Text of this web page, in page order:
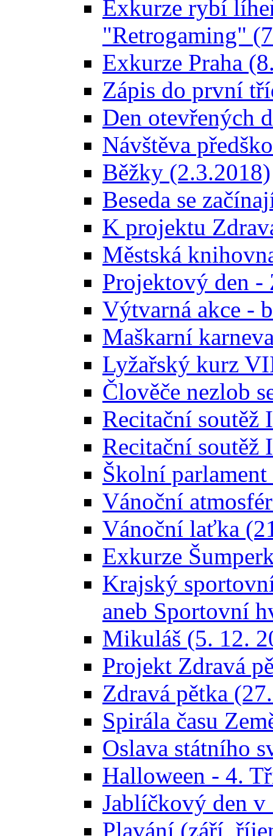
Exkurze rybí
"Retrogaming"
Exkurze Praha
Zápis do první
Den otevřených
Návštěva
Běžky (2.3.2018)
Beseda se
K projektu
Městská
Projektový den -
Výtvarná akce -
Maškarní
Lyžařský kurz
Člověče nezlob
Recitační soutěž
Recitační soutěž
Školní
Vánoční
Vánoční laťka
Exkurze
Krajský
aneb Sportovní
Mikuláš (5. 12.
Projekt Zdravá
Zdravá pětka
Spirála času
Oslava státního
Halloween - 4.
Jablíčkový den
Plavání (září,